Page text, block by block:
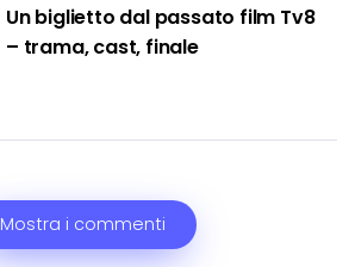
Un biglietto dal passato film Tv8
– trama, cast, finale
Mostra i commenti